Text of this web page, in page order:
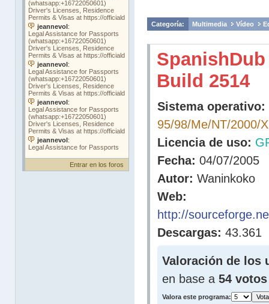
Entrar en los foros
Categoría: Multimedia Vídeo
Build 2514
Sistema operativo:
95/98/Me/NT/2000/
Licencia de uso:
Fecha: 04/07/2005
Autor: Waninkoko
Web:
http://
Descargas: 43.361
Valoración de los
en base a 54 votos
Valora este programa: